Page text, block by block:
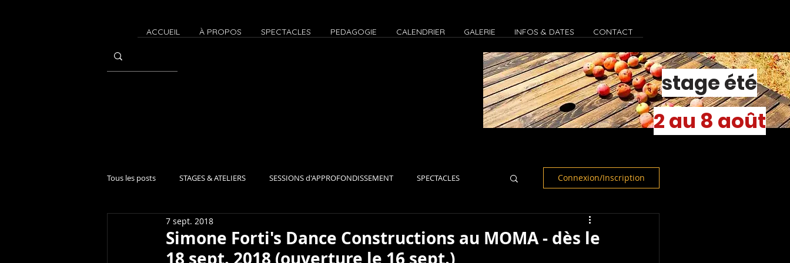
ACCUEIL À PROPOS SPECTACLES PEDAGOGIE CALENDRIER GALERIE INFOS & DATES CONTACT
stage été
2 au 8 août
Tous les posts STAGES & ATELIERS SESSIONS d'APPROFONDISSEMENT SPECTACLES
CONTACT IMPROVISATION
Connexion/Inscription
Simone Forti's Dance Constructions au MOMA - dès le
7 sept. 2018